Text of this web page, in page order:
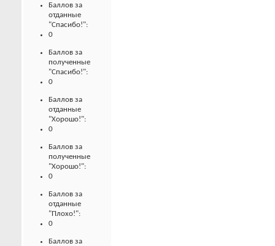
Баллов за
отданные
"Спасибо!":
0
Баллов за
полученные
"Спасибо!":
0
Баллов за
отданные
"Хорошо!":
0
Баллов за
полученные
"Хорошо!":
0
Баллов за
отданные
"Плохо!":
0
Баллов за